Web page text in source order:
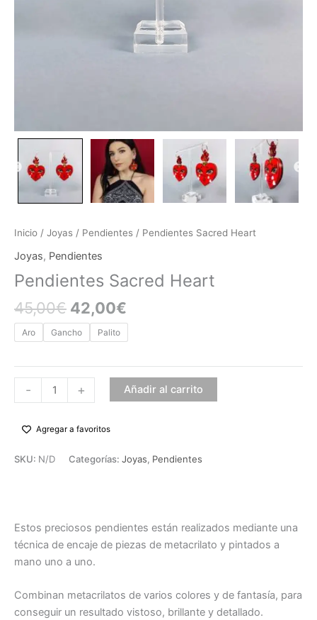
Inicio / Joyas / Pendientes / Pendientes Sacred Heart
Joyas, Pendientes
Pendientes Sacred Heart
45,00€ 42,00€
Aro Gancho Palito
- + Añadir al carrito
Agregar a favoritos
SKU: N/D Categorías: Joyas, Pendientes
Descripción
Estos preciosos pendientes están realizados mediante una
técnica de encaje de piezas de metacrilato y pintados a
mano uno a uno.
Combinan metacrilatos de varios colores y de fantasía, para
conseguir un resultado vistoso, brillante y detallado.